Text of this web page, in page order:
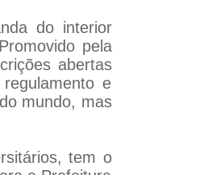
do interior
pela
abertas
e
mundo, mas
tem o